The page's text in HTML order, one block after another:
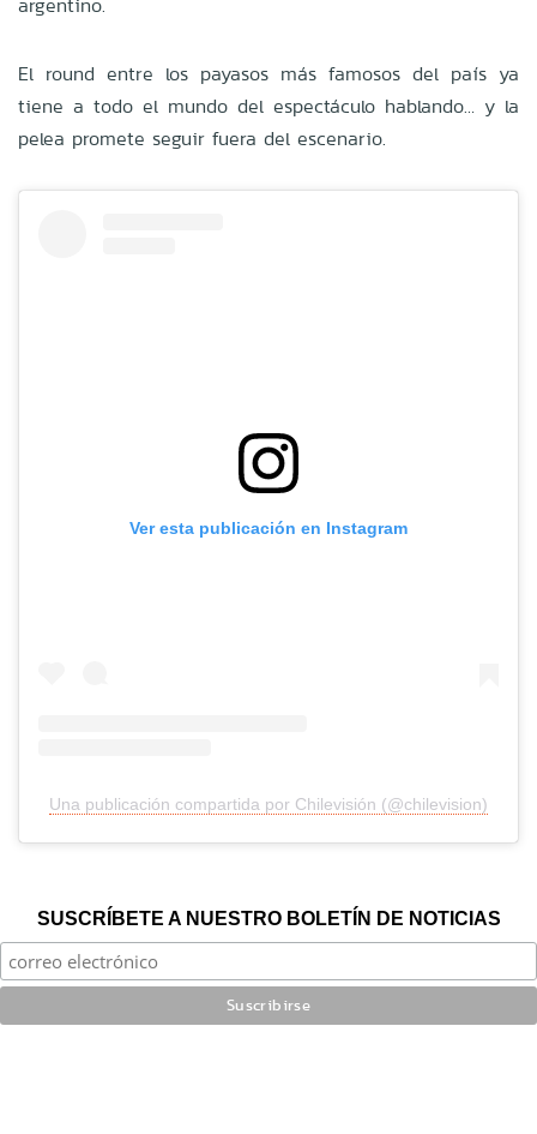
El round entre los payasos más famosos del país ya
tiene a todo el mundo del espectáculo hablando… y la
pelea promete seguir fuera del escenario.
Ver esta publicación en Instagram
Una publicación compartida por Chilevisión (@chilevision)
SUSCRÍBETE A NUESTRO BOLETÍN DE NOTICIAS